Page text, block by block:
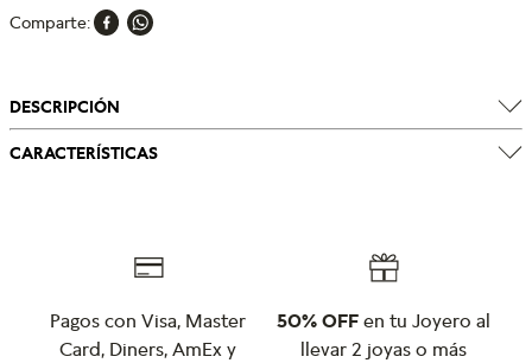
Comparte
DESCRIPCIÓN
CARACTERÍSTICAS
Pagos con Visa, Master
Card, Diners, AmEx y
50% OFF en tu Joyero al
llevar 2 joyas o más